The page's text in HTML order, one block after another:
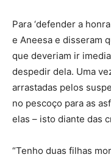
Para ‘defender a
e Aneesa e disseram
que deveriam ir
despedir dela. Uma
arrastadas pelos
no pescoço para as
elas – isto diante das
“Tenho duas filhas